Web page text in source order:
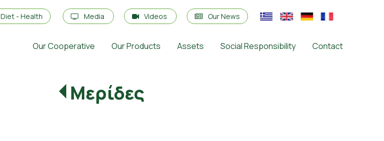
Diet - Health Media Videos Our News
Our Cooperative Our Products Assets Social Responsibility Contact
Μερίδες